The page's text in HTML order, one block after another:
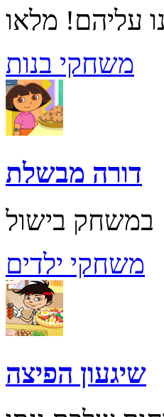
משחקי בנות
דורה מבשלת
משחקי ילדים
שיגעון הפיצה